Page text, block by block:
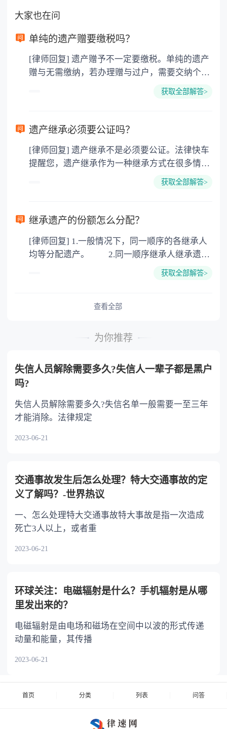
大家也在问
单纯的遗产赠要缴税吗？
[律师回复] 遗产赠予不一定要缴税。单纯的遗产
赠与无需缴纳，若办理赠与过户，需要交纳个人
所得税、契税和公证费。赠与过户是没有增值税
要缴纳公证费，具体如下： 1. 公证费：按房
3. 印花税：按房屋评估价的0.05%缴纳 4. 土
地增值税：按房价1%缴纳 5. 房屋产权登记费：
获取全部解答>
遗产继承必须要公证吗？
[律师回复] 遗产继承不是必须要公证。法律快车
提醒您，遗产继承作为一种继承方式在很多情况
下都是不需要公证的，当然，如果需要公正的也
以防对财产继承发生纠纷，可以对遗产继承进行
公证。
获取全部解答>
继承遗产的份额怎么分配？
[律师回复] 1.一般情况下，同一顺序的各继承人
均等分配遗产。 2.同一顺序继承人继承遗产
或者与被继承人共同生活的继承人，分配遗产
的继承人，不尽扶养义务的，分配遗产时，应当
获取全部解答>
查看全部
为你推荐
失信人员解除需要多久?失信人一辈子都是黑户
吗?
失信人员解除需要多久?失信名单一般需要一至三年
才能消除。法律规定
2023-06-21
交通事故发生后怎么处理？特大交通事故的定
义了解吗？-世界热议
一、怎么处理特大交通事故特大事故是指一次造成
死亡3人以上，或者重
2023-06-21
环球关注：电磁辐射是什么？手机辐射是从哪
里发出来的？
电磁辐射是由电场和磁场在空间中以波的形式传递
动量和能量，其传播
2023-06-21
首页 分类 列表 问答